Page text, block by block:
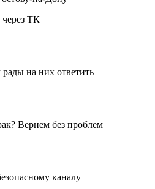
через ТК
на них ответить
Вернем без проблем
каналу